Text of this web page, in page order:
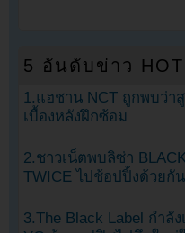
5 อันดับข่าว
1.แฮชาน NCT ถูกพบว่า
เบื้องหลังฝึกซ้อม
2.ชาวเน็ตพบลิซ่า
TWICE ไปช้อปปิ้งด้วยกัน
3.The Black Label กำลั